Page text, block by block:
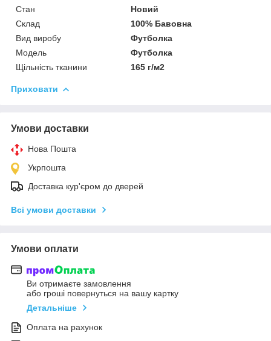
Стан
Новий
Склад
100% Бавовна
Вид виробу
Футболка
Модель
Футболка
Щільність тканини
165 г/м2
Приховати
Умови доставки
Нова Пошта
Укрпошта
Доставка кур'єром до дверей
Всі умови доставки
Умови оплати
Ви отримаєте замовлення
або гроші повернуться на вашу картку
Детальніше
Оплата на рахунок